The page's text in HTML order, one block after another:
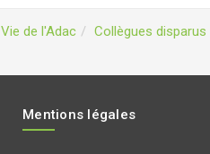
Vie de l'Adac
Collègues disparus
Mentions légales